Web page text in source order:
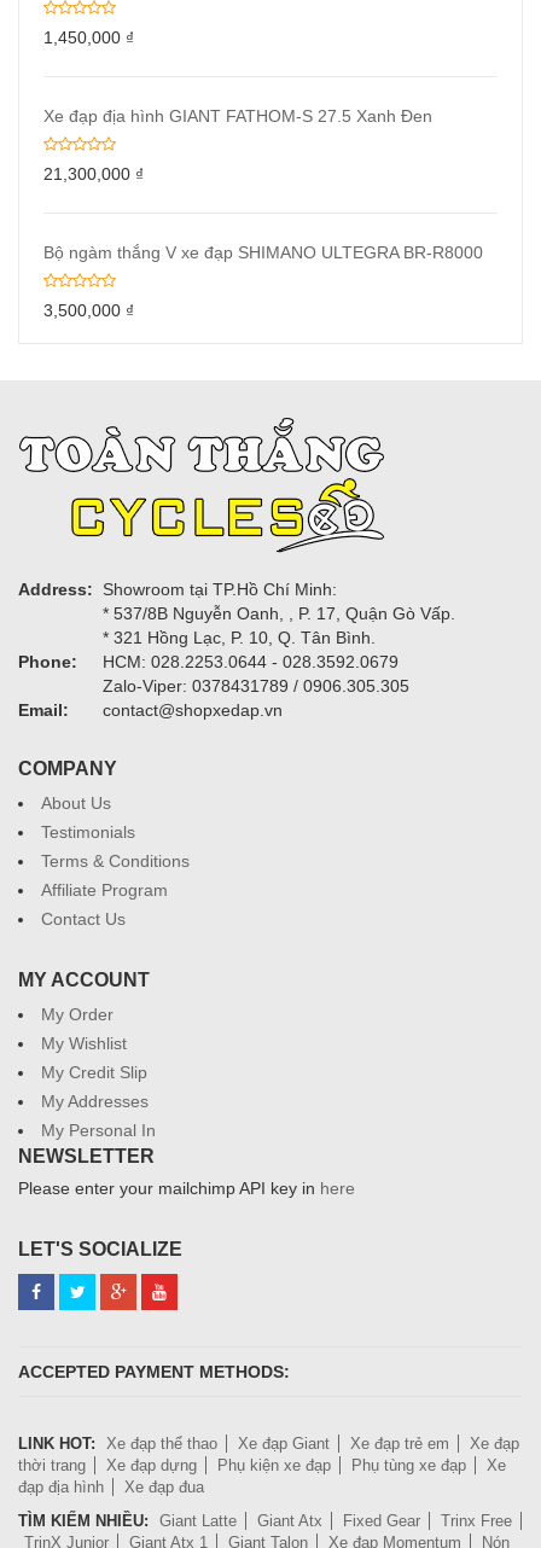
1,450,000 ₫
Xe đạp địa hình GIANT FATHOM-S 27.5 Xanh Đen
21,300,000 ₫
Bộ ngàm thắng V xe đạp SHIMANO ULTEGRA BR-R8000
3,500,000 ₫
Address:
Showroom tại TP.Hồ Chí Minh:
* 537/8B Nguyễn Oanh, , P. 17, Quận Gò Vấp.
* 321 Hồng Lạc, P. 10, Q. Tân Bình.
Phone:
HCM: 028.2253.0644 - 028.3592.0679
Zalo-Viper: 0378431789 / 0906.305.305
Email:
contact@shopxedap.vn
COMPANY
About Us
Testimonials
Terms & Conditions
Affiliate Program
Contact Us
MY ACCOUNT
My Order
My Wishlist
My Credit Slip
My Addresses
My Personal In
NEWSLETTER
Please enter your mailchimp API key in here
LET'S SOCIALIZE
ACCEPTED PAYMENT METHODS:
LINK HOT: Xe đạp thể thao Xe đạp Giant Xe đạp trẻ em
Xe đạp
thời trang
Xe đạp dựng Phụ kiện xe đạp Phụ tùng xe đạp
Xe
đạp địa hình
Xe đạp đua
TÌM KIẾM NHIỀU:
Giant Latte Giant Atx Fixed Gear
Trinx Free
TrinX Junior
Giant Atx 1 Giant Talon Xe đạp Momentum Nón